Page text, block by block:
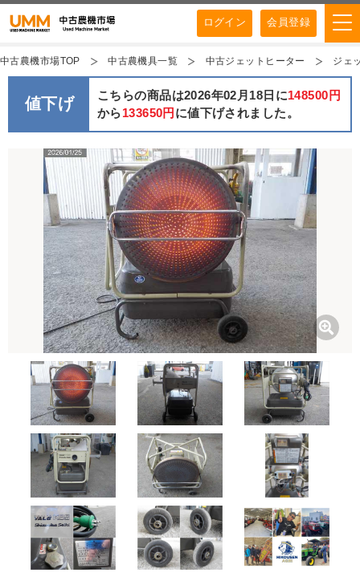
ログイン 会員登録
中古農機市場TOP 中古農機具一覧 中古ジェットヒーター ジェ
値下げ こちらの商品は2026年02月18日に148500円
から133650円 に値下げされました。